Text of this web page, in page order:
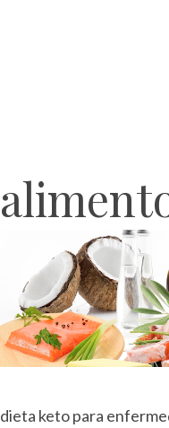
dieta keto para